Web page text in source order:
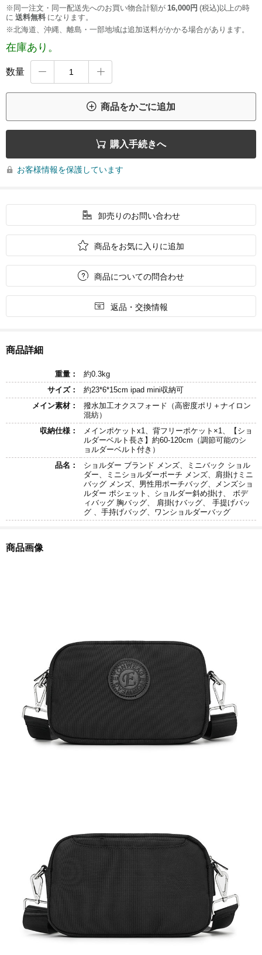
※同一注文・同一配送先へのお買い物合計額が 16,000円 (税込)以上の時
に 送料無料 になります。
※北海道、沖縄、離島・一部地域は追加送料がかかる場合があります。
在庫あり。
数量  
 商品をかごに追加
 購入手続きへ
 お客様情報を保護しています
 卸売りのお問い合わせ
 商品をお気に入りに追加
 商品についての問合わせ
 返品・交換情報
商品詳細
重量：
約0.3kg
サイズ：
約23*6*15cm ipad mini収納可
メイン素材：
撥水加工オクスフォード（高密度ポリ＋ナイロン
混紡）
収納仕様：
メインポケットx1、背フリーポケット×1、【ショ
ルダーベルト長さ】約60-120cm（調節可能のシ
ョルダーベルト付き）
品名：
ショルダー ブランド メンズ、ミニバック ショル
ダー、ミニショルダーポーチ メンズ、肩掛けミニ
バッグ メンズ、男性用ポーチバッグ、メンズショ
ルダー ポシェット、ショルダー斜め掛け、 ボデ
ィバッグ 胸バッグ、 肩掛けバッグ、 手提げバッ
グ 、手持げバッグ、ワンショルダーバッグ
商品画像